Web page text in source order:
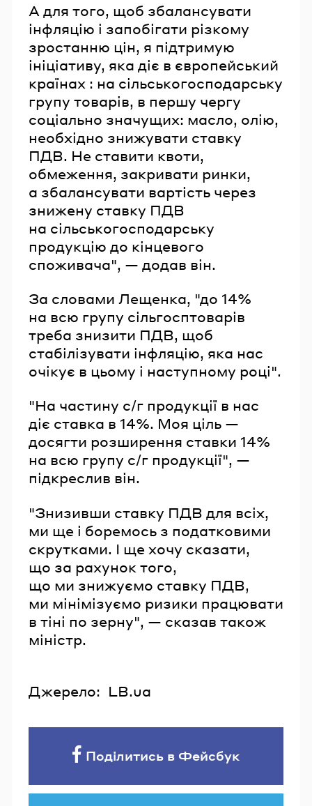
А для того, щоб збалансувати
інфляцію і запобігати різкому
зростанню цін, я підтримую
ініціативу, яка діє в європейський
країнах : на сільськогосподарську
групу товарів, в першу чергу
соціально значущих: масло, олію,
необхідно знижувати ставку
ПДВ. Не ставити квоти,
обмеження, закривати ринки,
а збалансувати вартість через
знижену ставку ПДВ
на сільськогосподарську
продукцію до кінцевого
споживача", — додав він.
За словами Лещенка, "до 14%
на всю групу сільгосптоварів
треба знизити ПДВ, щоб
стабілізувати інфляцію, яка нас
очікує в цьому і наступному році".
"На частину с/г продукції в нас
діє ставка в 14%. Моя ціль —
досягти розширення ставки 14%
на всю групу с/г продукції", —
підкреслив він.
"Знизивши ставку ПДВ для всіх,
ми ще і боремось з податковими
скрутками. І ще хочу сказати,
що за рахунок того,
що ми знижуємо ставку ПДВ,
ми мінімізуємо ризики працювати
в тіні по зерну", — сказав також
міністр.
Джерело: LB.ua
Поділитись в Фейсбук